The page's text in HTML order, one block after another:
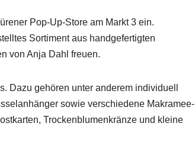
Pop-Up-Store am Markt 3 ein.
Sortiment aus handgefertigten
von Anja Dahl freuen.
Dazu gehören unter anderem individuell
sowie verschiedene Makramee-
Trockenblumenkränze und kleine